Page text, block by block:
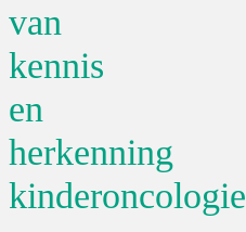
van
kennis
en
herkenning
kinderoncologie